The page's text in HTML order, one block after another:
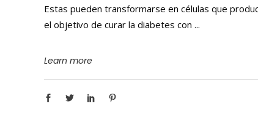
Estas pueden transformarse en células que
el objetivo de curar la diabetes con
Learn more